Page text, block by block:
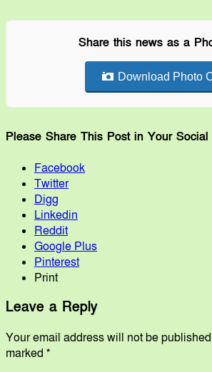
Share this news as a
Download Photo
Please Share This Post in Your Social
Facebook
Twitter
Digg
Linkedin
Reddit
Google Plus
Pinterest
Print
Leave a Reply
Your email address will not be
marked *